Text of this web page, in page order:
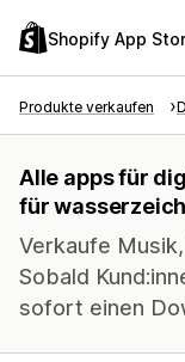
Shopify App
Produkte verkaufen
Alle apps für
für
Verkaufe
Sobald
sofort einen